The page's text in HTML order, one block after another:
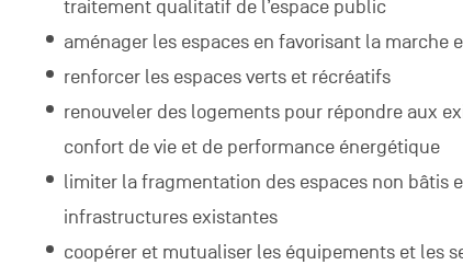
traitement qualitatif de l’espace public
aménager les espaces en favorisant la marche
renforcer les espaces verts et récréatifs
renouveler des logements pour répondre aux
confort de vie et de performance énergétique
limiter la fragmentation des espaces non bâtis
infrastructures existantes
coopérer et mutualiser les équipements et les